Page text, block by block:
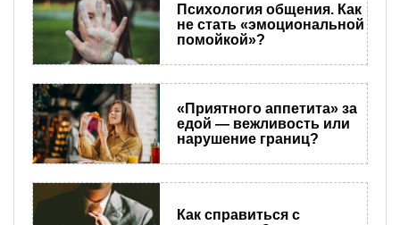
Психология общения. Как
не стать «эмоциональной
помойкой»?
«Приятного аппетита» за
едой — вежливость или
нарушение границ?
Как справиться с